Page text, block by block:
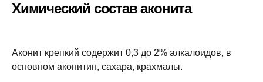
Химический состав аконита
Аконит крепкий содержит 0,3 до 2% алкалоидов, в
основном аконитин, сахара, крахмалы.